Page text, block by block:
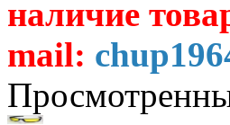
наличие
mail: